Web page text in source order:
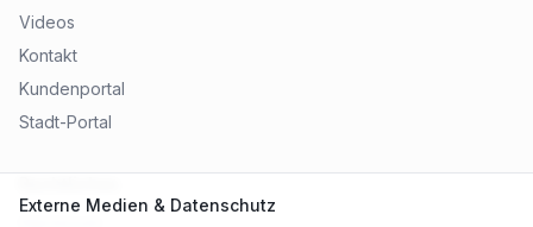
Videos
Kontakt
Kundenportal
Stadt-Portal
Externe Medien & Datenschutz